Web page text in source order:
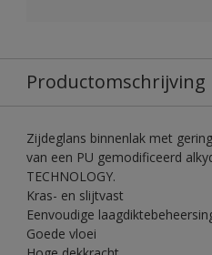
Productomschrijving
Zijdeglans binnenlak met
van een PU gemodificeerd
TECHNOLOGY.
Kras- en slijtvast
Eenvoudige
Goede vloei